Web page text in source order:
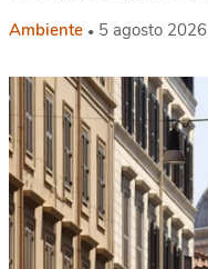
Ambiente 5 agosto 2026